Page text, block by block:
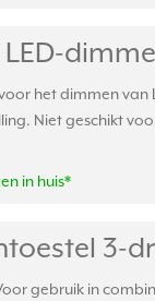
het dimmen van
Niet geschikt
in huis*
3-
gebruik in